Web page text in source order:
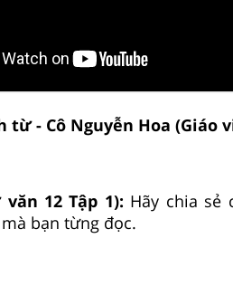
từ - Cô Nguyễn Hoa (Giáo
12 Tập 1): Hãy chia sẻ
bạn từng đọc.